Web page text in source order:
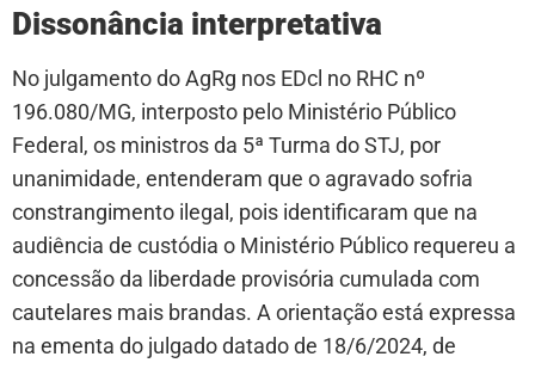
Dissonância interpretativa
No julgamento do AgRg nos EDcl no RHC nº
196.080/MG, interposto pelo Ministério Público
Federal, os ministros da 5ª Turma do STJ, por
unanimidade, entenderam que o agravado sofria
constrangimento ilegal, pois identificaram que na
audiência de custódia o Ministério Público requereu a
concessão da liberdade provisória cumulada com
cautelares mais brandas. A orientação está expressa
na ementa do julgado datado de 18/6/2024, de